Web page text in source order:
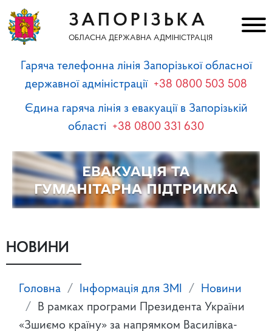
ЗАПОРІЗЬКА
ОБЛАСНА ДЕРЖАВНА АДМІНІСТРАЦІЯ
Гаряча телефонна лінія Запорізької обласної
державної адміністрації +38 0800 503 508
Єдина гаряча лінія з евакуації в Запорізькій
області +38 0800 331 630
НОВИНИ
Головна Інформація для ЗМІ
Новини
В рамках програми Президента України
«Зшиємо країну» за напрямком Василівка-